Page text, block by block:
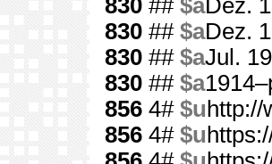
830 ## $aDez.
830 ## $aDez.
830 ## $aJul.
830 ## $a
856 4# $u
856 4# $u